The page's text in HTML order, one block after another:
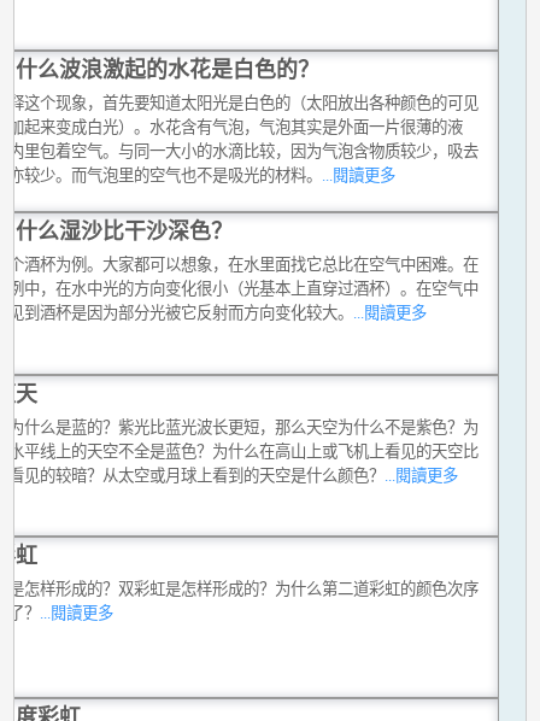
什么波浪激起的水花是白色的？
释这个现象，首先要知道太阳光是白色的（太阳放出各种颜色的可见
加起来变成白光）。水花含有气泡，气泡其实是外面一片很薄的液
内里包着空气。与同一大小的水滴比较，因为气泡含物质较少，吸去
亦较少。而气泡里的空气也不是吸光的材料。
...閱讀更多
什么湿沙比干沙深色？
个酒杯为例。大家都可以想象，在水里面找它总比在空气中困难。在
例中，在水中光的方向变化很小（光基本上直穿过酒杯）。在空气中
见到酒杯是因为部分光被它反射而方向变化较大。 ...閱讀更多
天
为什么是蓝的？紫光比蓝光波长更短，那么天空为什么不是紫色？为
水平线上的天空不全是蓝色？为什么在高山上或飞机上看见的天空比
看见的较暗？从太空或月球上看到的天空是什么颜色？
...閱讀更多
虹
是怎样形成的？双彩虹是怎样形成的？为什么第二道彩虹的颜色次序
了？
...閱讀更多